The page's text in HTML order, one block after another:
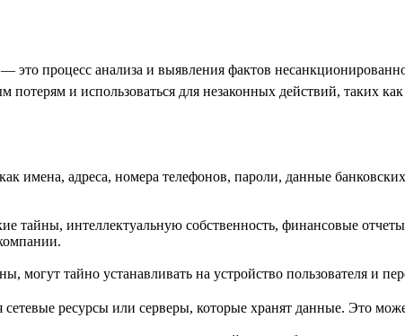
это процесс анализа и выявления фактов
и использоваться для незаконных действий, таких
имена, адреса, номера телефонов, пароли, данные
тайны, интеллектуальную собственность, финансовые
могут тайно устанавливать на устройство пользователя и
ресурсы или серверы, которые хранят данные. Это